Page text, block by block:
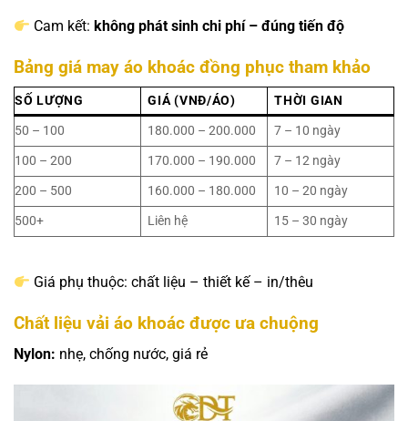
Cam kết:không phát sinh chi phí – đúng tiến độ
Bảng giá may áo khoác đồng phục tham khảo
SỐ LƯỢNG GIÁ (VNĐ/ÁO)
THỜI GIAN
50 – 100
180.000 – 200.000
7 – 10 ngày
100 – 200
170.000 – 190.000
7 – 12 ngày
200 – 500
160.000 – 180.000
10 – 20 ngày
500+
Liên hệ 15 – 30 ngày
Giá phụ thuộc: chất liệu – thiết kế – in/thêu
Chất liệu vải áo khoác được ưa chuộng
Nylon: nhẹ, chống nước, giá rẻ